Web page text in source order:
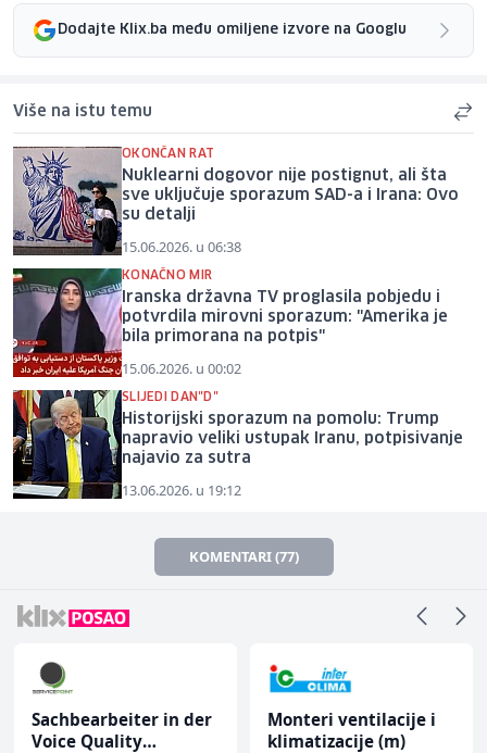
Dodajte Klix.ba među omiljene izvore na Googlu
Više na istu temu
OKONČAN RAT
Nuklearni dogovor nije postignut, ali šta
sve uključuje sporazum SAD-a i Irana: Ovo
su detalji
15.06.2026. u 06:38
KONAČNO MIR
Iranska državna TV proglasila pobjedu i
potvrdila mirovni sporazum: "Amerika je
bila primorana na potpis"
15.06.2026. u 00:02
SLIJEDI DAN"D"
Historijski sporazum na pomolu: Trump
napravio veliki ustupak Iranu, potpisivanje
najavio za sutra
13.06.2026. u 19:12
KOMENTARI (77)
Sachbearbeiter in der
Voice Quality
Monteri ventilacije i
klimatizacije (m)